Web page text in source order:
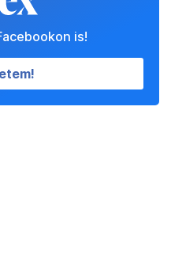
is!